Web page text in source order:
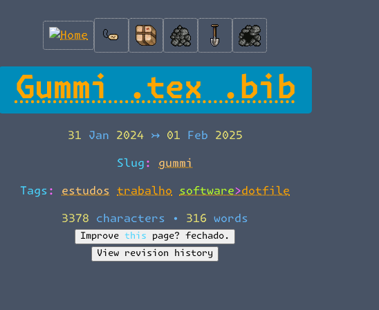
Gummi .tex .bib
31 Jan 2024 ↣ 01 Feb 2025
Slug: gummi
Tags: estudos trabalho software>dotfile
3378 characters • 316 words
Improve this page?
fechado.
View revision history